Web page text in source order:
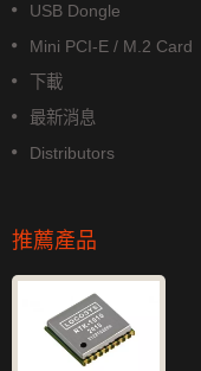
USB Dongle
Mini PCI-E / M.2 Card
下載
最新消息
Distributors
推薦產品